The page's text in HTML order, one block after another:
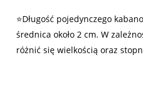
⭐Długość pojedynczego
średnica około 2 cm. W
różnić się wielkością oraz